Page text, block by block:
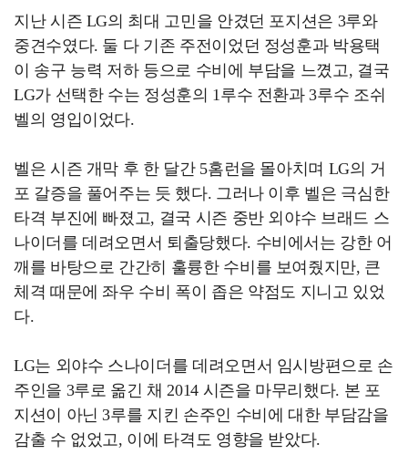
지난 시즌 LG의 최대 고민을 안겼던 포지션은 3루와
중견수였다. 둘 다 기존 주전이었던 정성훈과 박용택
이 송구 능력 저하 등으로 수비에 부담을 느꼈고, 결국
LG가 선택한 수는 정성훈의 1루수 전환과 3루수 조쉬
벨의 영입이었다.
벨은 시즌 개막 후 한 달간 5홈런을 몰아치며 LG의 거
포 갈증을 풀어주는 듯 했다. 그러나 이후 벨은 극심한
타격 부진에 빠졌고, 결국 시즌 중반 외야수 브래드 스
나이더를 데려오면서 퇴출당했다. 수비에서는 강한 어
깨를 바탕으로 간간히 훌륭한 수비를 보여줬지만, 큰
체격 때문에 좌우 수비 폭이 좁은 약점도 지니고 있었
다.
LG는 외야수 스나이더를 데려오면서 임시방편으로 손
주인을 3루로 옮긴 채 2014 시즌을 마무리했다. 본 포
지션이 아닌 3루를 지킨 손주인 수비에 대한 부담감을
감출 수 없었고, 이에 타격도 영향을 받았다.